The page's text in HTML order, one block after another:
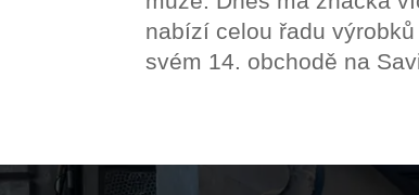
nabízí celou řadu
svém 14. obchodě na